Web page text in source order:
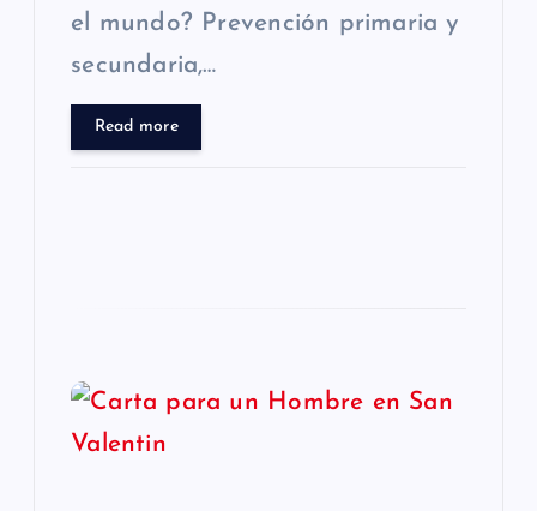
el mundo? Prevención primaria y
secundaria,…
Read more